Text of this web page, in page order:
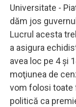
Universitate -
dăm jos
Lucrul acesta
a asigura
avea loc pe 4 şi
moţiunea de
vom folosi toate
politică ca